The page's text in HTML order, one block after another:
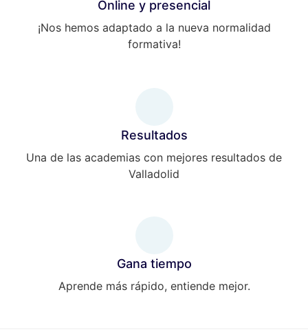
Online y presencial
¡Nos hemos adaptado a la nueva normalidad
formativa!
Resultados
Una de las academias con mejores resultados de
Valladolid
Gana tiempo
Aprende más rápido, entiende mejor.